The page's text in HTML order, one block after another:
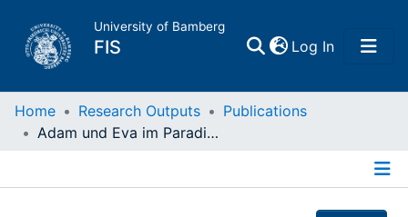
University of Bamberg
FIS Log In(current)
Home
Home Research Outputs
Publications
Adam und Eva im Paradies : eine neue Deutung der Novgoroder Gramota Nr. 203 von Onfim